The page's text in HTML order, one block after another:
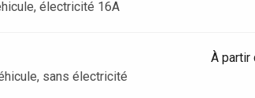
électricité 16A
sans électricité
À partir